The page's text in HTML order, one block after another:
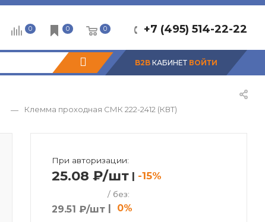
+7 (495) 514-22-22
0 0 0
B2B КАБИНЕТ ВОЙТИ
— Клемма проходная СМК 222-2412 (КВТ)
При авторизации:
25.08 ₽/шт | -15%
/ без:
29.51 ₽/шт | 0%